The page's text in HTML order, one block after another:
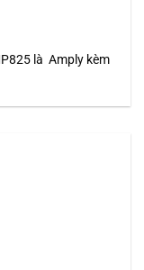
là Amply kèm